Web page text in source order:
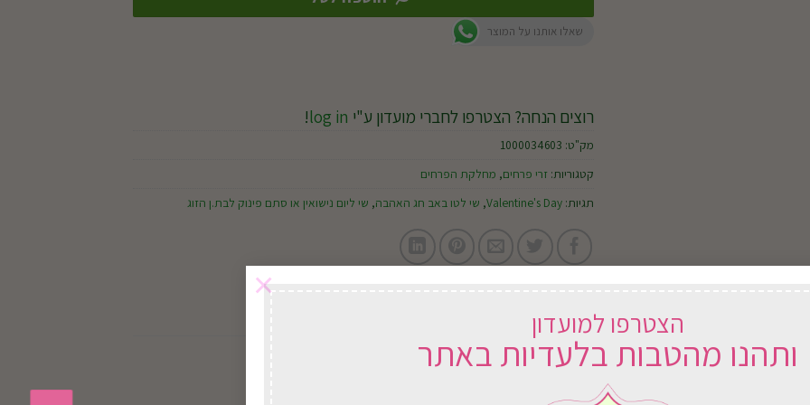
הצטרפו למועדון
ותהנו מהטבות בלעדיות באתר
×
שאלו אותנו על המוצר
רוצים הנחה? הצטרפו לחברי מועדון ע"י log in
!
מק"ט: 1000034603
קטגוריות: זרי פרחים, מחלקת הפרחים
תגיות: Valentine's Day
, שי לטו באב חג האהבה, שי ליום נישואין או סתם פינוק לבת.ן הזוג